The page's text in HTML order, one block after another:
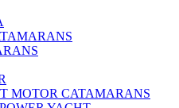
MOTOR CATAMARANS